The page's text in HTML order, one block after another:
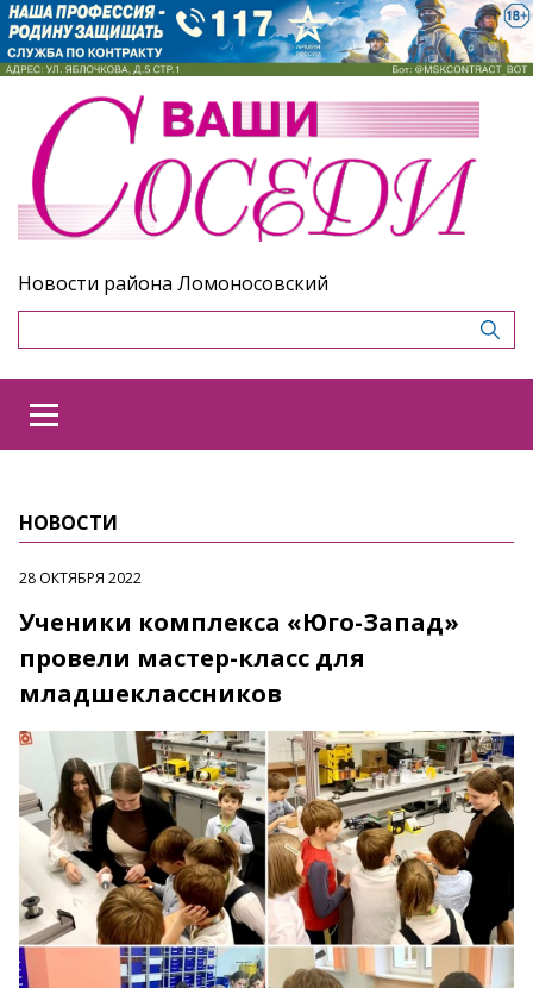
Новости района Ломоносовский
НОВОСТИ
28 ОКТЯБРЯ 2022
Ученики комплекса «Юго-Запад»
провели мастер-класс для
младшеклассников